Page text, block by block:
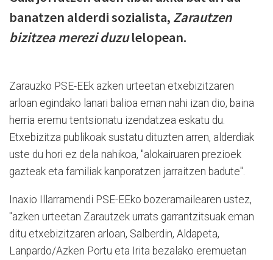
banatzen alderdi sozialista, Zarautzen
bizitzea merezi duzulelopean.
Zarauzko PSE-EEk azken urteetan etxebizitzaren
arloan egindako lanari balioa eman nahi izan dio, baina
herria eremu tentsionatu izendatzea eskatu du.
Etxebizitza publikoak sustatu dituzten arren, alderdiak
uste du hori ez dela nahikoa, "alokairuaren prezioek
gazteak eta familiak kanporatzen jarraitzen badute".
Inaxio Illarramendi PSE-EEko bozeramailearen ustez,
"azken urteetan Zarautzek urrats garrantzitsuak eman
ditu etxebizitzaren arloan, Salberdin, Aldapeta,
Lanpardo/Azken Portu eta Irita bezalako eremuetan